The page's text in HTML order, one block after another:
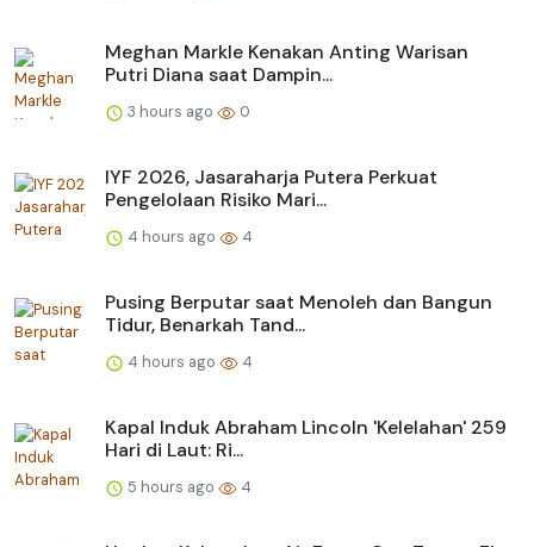
Meghan Markle Kenakan Anting Warisan
Putri Diana saat Dampin...
3 hours ago 0
IYF 2026, Jasaraharja Putera Perkuat
Pengelolaan Risiko Mari...
4 hours ago 4
Pusing Berputar saat Menoleh dan Bangun
Tidur, Benarkah Tand...
4 hours ago 4
Kapal Induk Abraham Lincoln 'Kelelahan' 259
Hari di Laut: Ri...
5 hours ago 4